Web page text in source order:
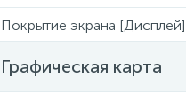
Покрытие экрана [Дисплей]
Графическая карта